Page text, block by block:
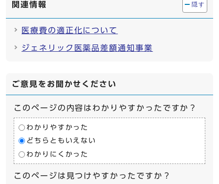
関連情報 隠す
医療費の適正化について
ジェネリック医薬品差額通知事業
ご意見をお聞かせください
このページの内容はわかりやすかったですか？
わかりやすかった
どちらともいえない
わかりにくかった
このページは見つけやすかったですか？